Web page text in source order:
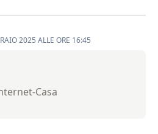
2025 ALLE ORE 16:45
Casa